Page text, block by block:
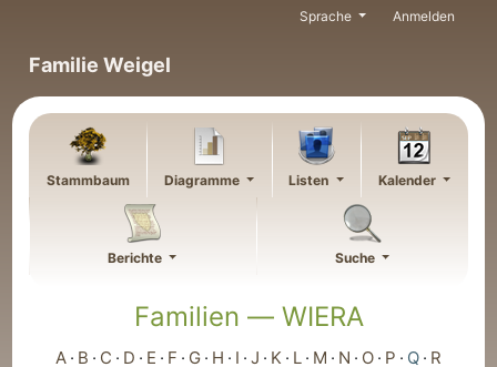
Familie Weigel
Sprache Anmelden
Stammbaum Diagramme Listen Kalender
Berichte Suche
Familien — WIERA
A B C D E F G H I J K L M N O P Q R